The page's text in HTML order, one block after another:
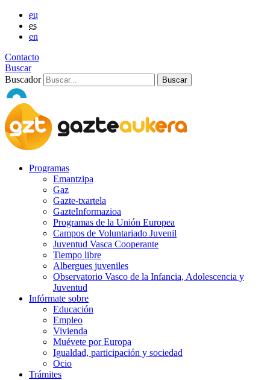
eu
es
en
Contacto
Buscar
Buscador
Programas
Emantzipa
Gaz
Gazte-txartela
GazteInformazioa
Programas de la Unión Europea
Campos de Voluntariado Juvenil
Juventud Vasca Cooperante
Tiempo libre
Albergues juveniles
Observatorio Vasco de la Infancia, Adolescencia y
Juventud
Infórmate sobre
Educación
Empleo
Vivienda
Muévete por Europa
Igualdad, participación y sociedad
Ocio
Trámites